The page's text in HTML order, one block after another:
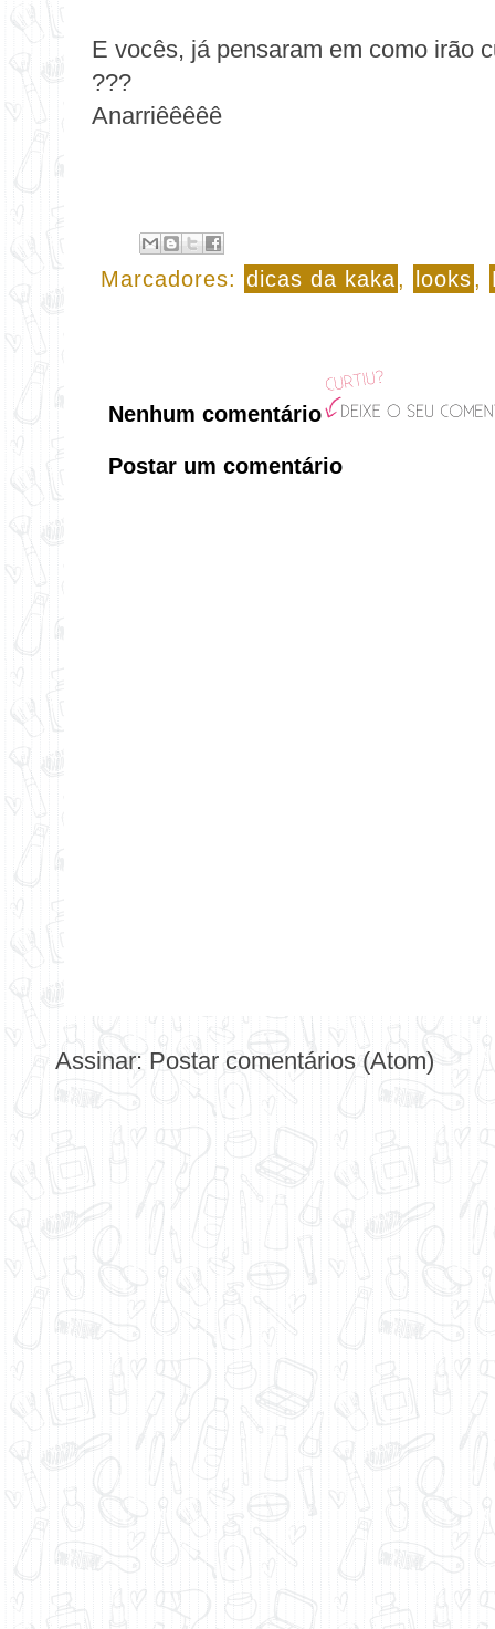
E vocês, já pensaram em como irão
???
Anarriêêêêê
Marcadores: dicas da kaka, looks,
Nenhum comentário
Postar um comentário
Assinar: Postar comentários (Atom)